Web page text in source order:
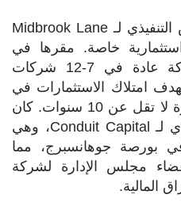
Midbrook Lane
خاصة. مقرها في
جوهانسبرج وتستثمر الشركة عادة في 7-12 شركات
امتلاك الاستثمارات في
تلك الشركات على مدى فترة لا تقل عن 10 سنوات. كان
لـ Conduit Capital، وهي
بورصة جوهانسبرج، مما
مجلس الإدارة لشركة
المالية.